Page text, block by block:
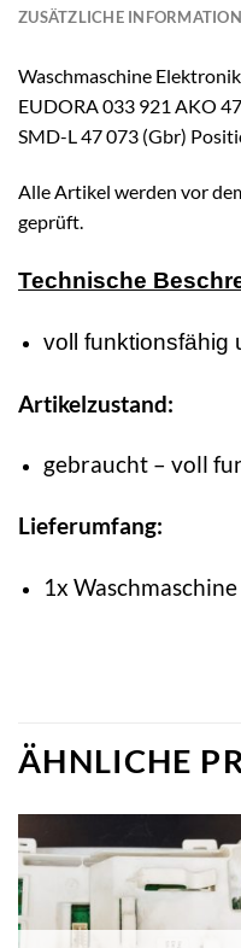
ZUSÄTZLICHE
Waschmaschine
EUDORA 033 921 AKO
SMD-L 47 073 (Gbr)
Alle Artikel werden vor
geprüft.
Technische
voll funktionsfähig
Artikelzustand:
gebraucht – voll
Lieferumfang:
1x
ÄHNLICHE